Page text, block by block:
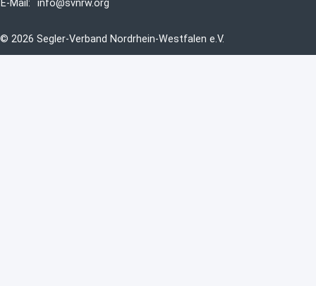
E-Mail:
info@svnrw.org
© 2026 Segler-Verband Nordrhein-Westfalen e.V.